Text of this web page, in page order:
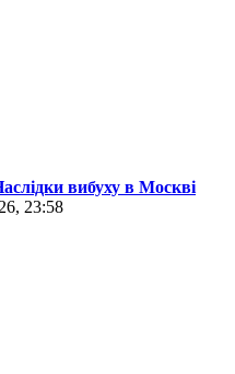
вибуху в Москві
23:58